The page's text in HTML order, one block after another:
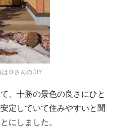
はＯさんのDIY
、十勝の景色の良さにひと
定していて住みやすいと聞
にしました。